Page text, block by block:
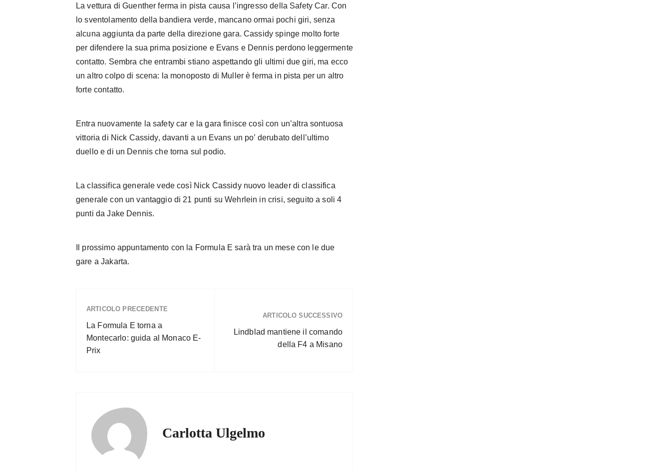
La vettura di Guenther ferma in pista causa l’ingresso della Safety Car. Con
lo sventolamento della bandiera verde, mancano ormai pochi giri, senza
alcuna aggiunta da parte della direzione gara. Cassidy spinge molto forte
per difendere la sua prima posizione e Evans e Dennis perdono leggermente
contatto. Sembra che entrambi stiano aspettando gli ultimi due giri, ma ecco
un altro colpo di scena: la monoposto di Muller è ferma in pista per un altro
forte contatto.
Entra nuovamente la safety car e la gara finisce così con un’altra sontuosa
vittoria di Nick Cassidy, davanti a un Evans un po’ derubato dell’ultimo
duello e di un Dennis che torna sul podio.
La classifica generale vede così Nick Cassidy nuovo leader di classifica
generale con un vantaggio di 21 punti su Wehrlein in crisi, seguito a soli 4
punti da Jake Dennis.
Il prossimo appuntamento con la Formula E sarà tra un mese con le due
gare a Jakarta.
ARTICOLO PRECEDENTE
La Formula E torna a
Montecarlo: guida al Monaco E-
Prix
ARTICOLO SUCCESSIVO
Lindblad mantiene il comando
della F4 a Misano
Carlotta Ulgelmo